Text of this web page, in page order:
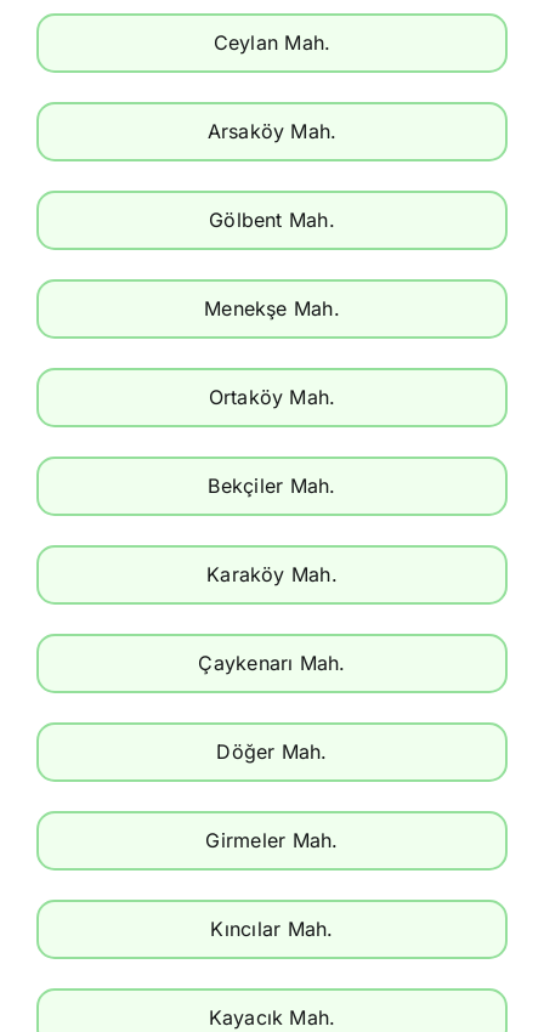
Ceylan Mah.
Arsaköy Mah.
Gölbent Mah.
Menekşe Mah.
Ortaköy Mah.
Bekçiler Mah.
Karaköy Mah.
Çaykenarı Mah.
Döğer Mah.
Girmeler Mah.
Kıncılar Mah.
Kayacık Mah.